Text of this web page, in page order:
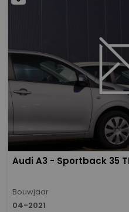
Audi A3 - Sportback 35
Bouwjaar
04-2021